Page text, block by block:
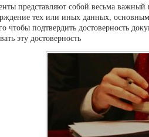
представляют собой весьма важный
тех или иных данных, основным
чтобы подтвердить достоверность
эту достоверность